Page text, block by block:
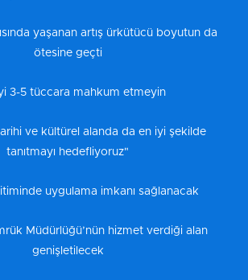
yaşanan artış ürkütücü boyutun da
ötesine geçti
3-5 tüccara mahkum etmeyin
ve kültürel alanda da en iyi şekilde
tanıtmayı hedefliyoruz"
uygulama imkanı sağlanacak
Müdürlüğü’nün hizmet verdiği alan
genişletilecek